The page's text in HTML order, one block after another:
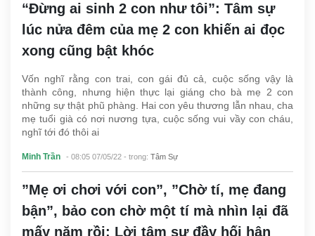
“Đừng ai sinh 2 con như tôi”: Tâm sự
lúc nửa đêm của mẹ 2 con khiến ai đọc
xong cũng bật khóc
Vốn nghĩ rằng con trai, con gái đủ cả, cuộc sống vậy là
thành công, nhưng hiện thực lại giáng cho bà mẹ 2 con
những sự thật phũ phàng. Hai con yêu thương lẫn nhau, cha
mẹ tuổi già có nơi nương tựa, cuộc sống vui vầy con cháu,
nghĩ tới đó thôi ai
Minh Trần - 08:05 07/05/22 - trong: Tâm Sự
”Mẹ ơi chơi với con”, ”Chờ tí, mẹ đang
bận”, bảo con chờ một tí mà nhìn lại đã
mấy năm rồi: Lời tâm sự đầy hối hận